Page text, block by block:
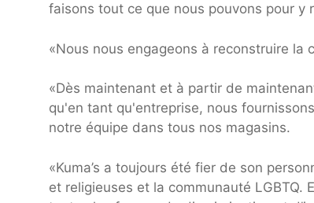
faisons tout ce que nous pouvons pour y
«Nous nous engageons à reconstruire
«Dès maintenant et à partir de
qu'en tant qu'entreprise, nous
notre équipe dans tous nos magasins.
«Kuma’s a toujours été fier de son
et religieuses et la communauté LGBTQ.